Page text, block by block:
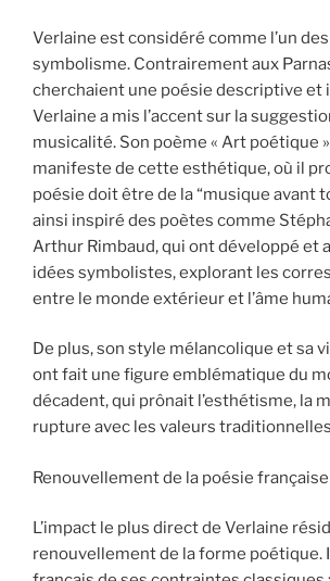
Verlaine est considéré comme l’un
symbolisme. Contrairement aux
cherchaient une poésie descriptive et
Verlaine a mis l’accent sur la
musicalité. Son poème « Art poétique
manifeste de cette esthétique, où il
poésie doit être de la “musique avant
ainsi inspiré des poètes comme
Arthur Rimbaud, qui ont développé et
idées symbolistes, explorant les
entre le monde extérieur et l’âme
De plus, son style mélancolique et sa
ont fait une figure emblématique du
décadent, qui prônait l’esthétisme, la
rupture avec les valeurs
Renouvellement de la poésie française
L’impact le plus direct de Verlaine
renouvellement de la forme poétique.